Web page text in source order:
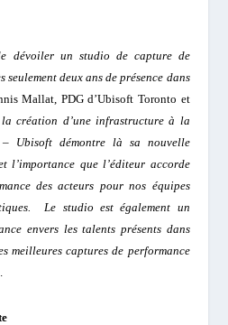
dévoiler un studio de capture de
deux ans de présence dans
Mallat, PDG d’Ubisoft Toronto et
création d’une infrastructure à la
Ubisoft démontre là sa nouvelle
l’importance que l’éditeur accorde
des acteurs pour nos équipes
Le studio est également un
envers les talents présents dans
meilleures captures de performance